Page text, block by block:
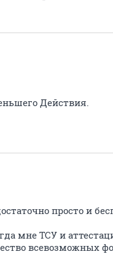
Действия.
просто и
мне ТСУ и
всевозможных